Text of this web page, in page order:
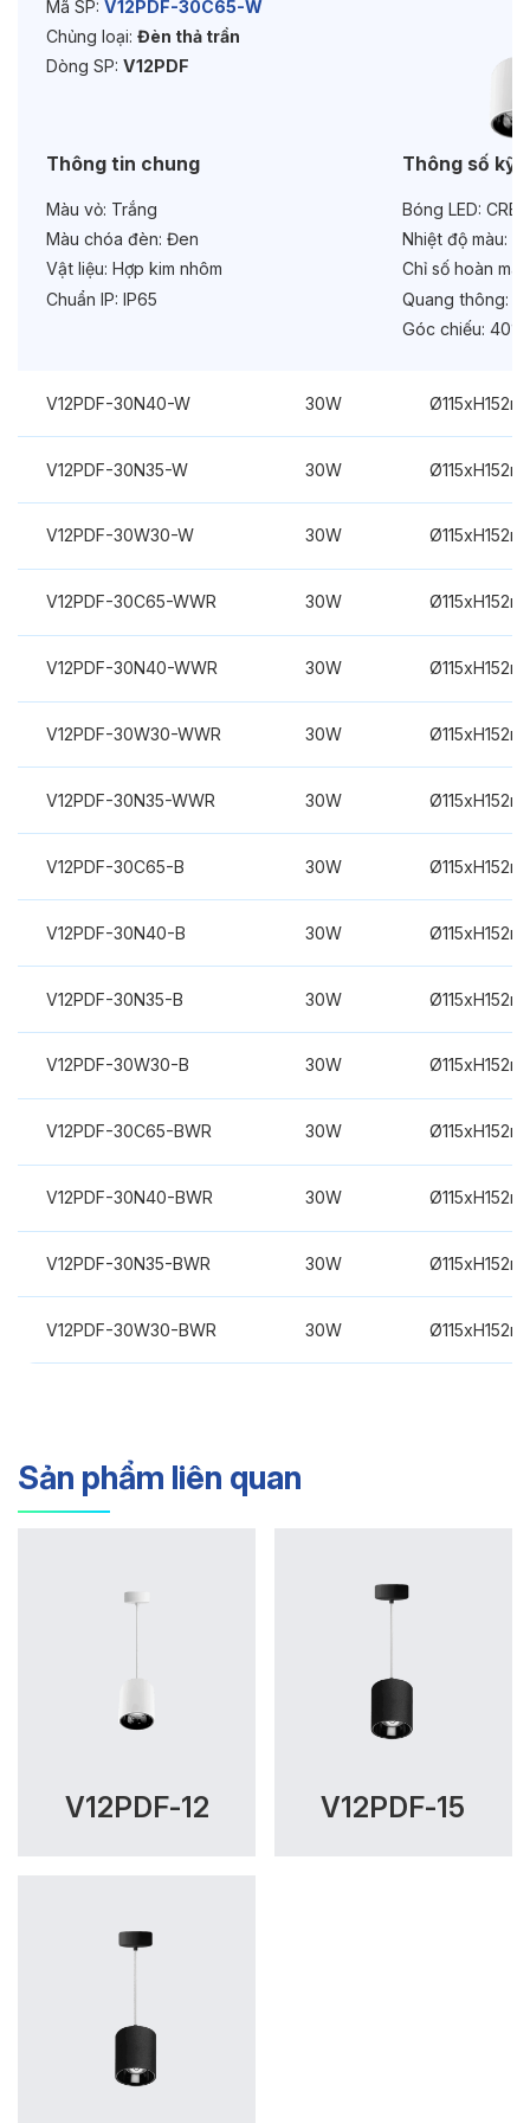
Tuổi thọ: >30000h
Mã SP: V12PDF-30C65-W
Chủng loại: Đèn thả trần
Dòng SP: V12PDF
Thông tin chung
Màu vỏ: Trắng
Màu chóa đèn: Đen
Vật liệu: Hợp kim nhôm
Chuẩn IP: IP65
Thông số kỹ
Bóng LED:
Nhiệt độ màu:
Chỉ số hoàn
Quang thông:
Góc chiếu: 40°
V12PDF-30N40-W 30W
V12PDF-30N35-W 30W
V12PDF-30W30-W 30W
V12PDF-30C65-WWR 30W
V12PDF-30N40-WWR 30W
V12PDF-30W30-WWR 30W
V12PDF-30N35-WWR 30W
V12PDF-30C65-B 30W
V12PDF-30N40-B 30W
V12PDF-30N35-B 30W
V12PDF-30W30-B 30W
V12PDF-30C65-BWR 30W
V12PDF-30N40-BWR 30W
V12PDF-30N35-BWR 30W
V12PDF-30W30-BWR 30W
Sản phẩm liên quan
V12PDF-12 V12PDF-15